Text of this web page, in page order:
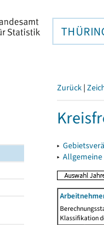
Zurück |
▸
▸
Klassifikation